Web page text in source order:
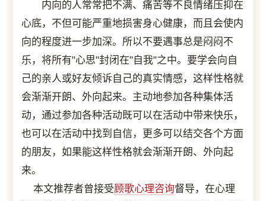
内向的人常常把不满、痛苦等不良情绪压抑在
心底，不但可能严重地损害身心健康，而且会使内
向的程度进一步加深。所以不要遇事总是闷闷不
乐，将所有"心思"封闭在"自我"之中。要学会向自
己的亲人或好友倾诉自己的真实情感，这样性格就
会渐渐开朗、外向起来。主动地参加各种集体活
动，通过参加各种活动既可以在活动中带来快乐，
也可以在活动中找到自信，更多可以结交各个方面
的朋友，如果能这样性格就会渐渐开朗、外向起
来。
本文推荐者曾接受顾歌心理咨询督导，在心理